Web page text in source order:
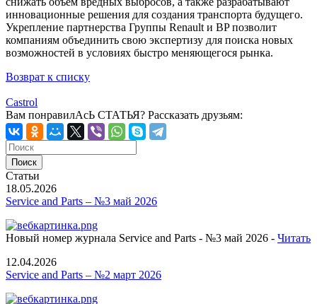
инновационные решения для создания транспорта будущего.
Укрепление партнерства Группы Renault и BP позволит
компаниям объединить свою экспертизу для поиска новых
возможностей в условиях быстро меняющегося рынка.
Возврат к списку
Castrol
Вам понравилАсЬ СТАТЬЯ? Рассказать друзьям:
Статьи
18.05.2026
Service and Parts – №3 май 2026
Новый номер журнала Service and Parts - №3 май 2026 - Читать
12.04.2026
Service and Parts – №2 март 2026